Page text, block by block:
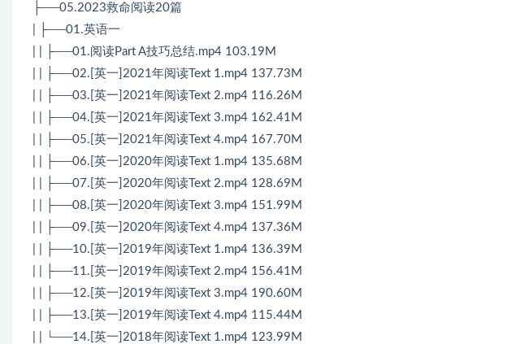
├──05.2023救命阅读20篇
| ├──01.英语一
| | ├──01.阅读Part A技巧总结.mp4 103.19M
| | ├──02.[英一]2021年阅读Text 1.mp4 137.73M
| | ├──03.[英一]2021年阅读Text 2.mp4 116.26M
| | ├──04.[英一]2021年阅读Text 3.mp4 162.41M
| | ├──05.[英一]2021年阅读Text 4.mp4 167.70M
| | ├──06.[英一]2020年阅读Text 1.mp4 135.68M
| | ├──07.[英一]2020年阅读Text 2.mp4 128.69M
| | ├──08.[英一]2020年阅读Text 3.mp4 151.99M
| | ├──09.[英一]2020年阅读Text 4.mp4 137.36M
| | ├──10.[英一]2019年阅读Text 1.mp4 136.39M
| | ├──11.[英一]2019年阅读Text 2.mp4 156.41M
| | ├──12.[英一]2019年阅读Text 3.mp4 190.60M
| | ├──13.[英一]2019年阅读Text 4.mp4 115.44M
| | └──14.[英一]2018年阅读Text 1.mp4 123.99M